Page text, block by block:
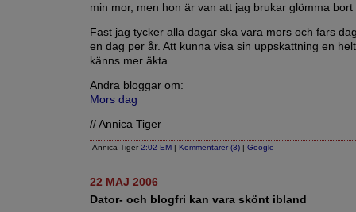
min mor, men hon är van att jag brukar glömma
Fast jag tycker alla dagar ska vara mors och fars
en dag per år. Att kunna visa sin uppskattning en
känns mer äkta.
Andra bloggar om:
Mors dag
// Annica Tiger
Annica Tiger 2:02 EM | Kommentarer (3) | Google
22 MAJ 2006
Dator- och blogfri kan vara skönt ibland